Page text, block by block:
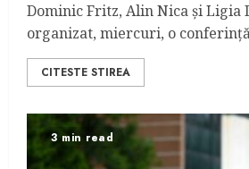
Dominic Fritz, Alin Nica și Ligia
organizat, miercuri, o
CITESTE STIREA
3 min read